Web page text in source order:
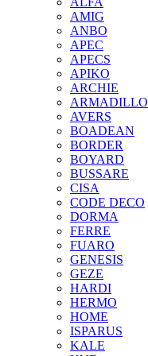
AMIG
ANBO
APEC
APECS
APIKO
ARCHIE
ARMADILLO
AVERS
BOADEAN
BORDER
BOYARD
BUSSARE
CISA
CODE DECO
DORMA
FERRE
FUARO
GENESIS
GEZE
HARDI
HERMO
HOMЕ
ISPARUS
KALE